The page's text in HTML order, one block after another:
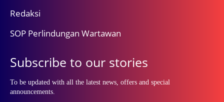
Redaksi
SOP Perlindungan Wartawan
Subscribe to our stories
To be updated with all the latest news, offers and special
announcements.